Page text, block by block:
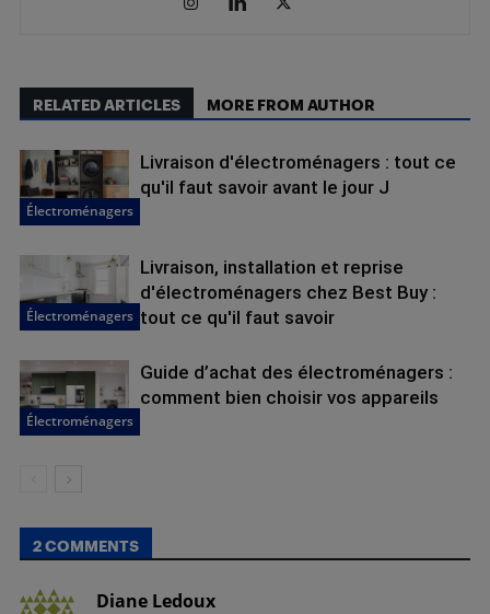
RELATED ARTICLES MORE FROM AUTHOR
Électroménagers
Livraison d'électroménagers : tout ce
qu'il faut savoir avant le jour J​‌
Électroménagers
Livraison, installation et reprise
d'électroménagers chez Best Buy :
tout ce qu'il faut savoir
Électroménagers
Guide d’achat des électroménagers :
comment bien choisir vos appareils
2 COMMENTS
Diane Ledoux